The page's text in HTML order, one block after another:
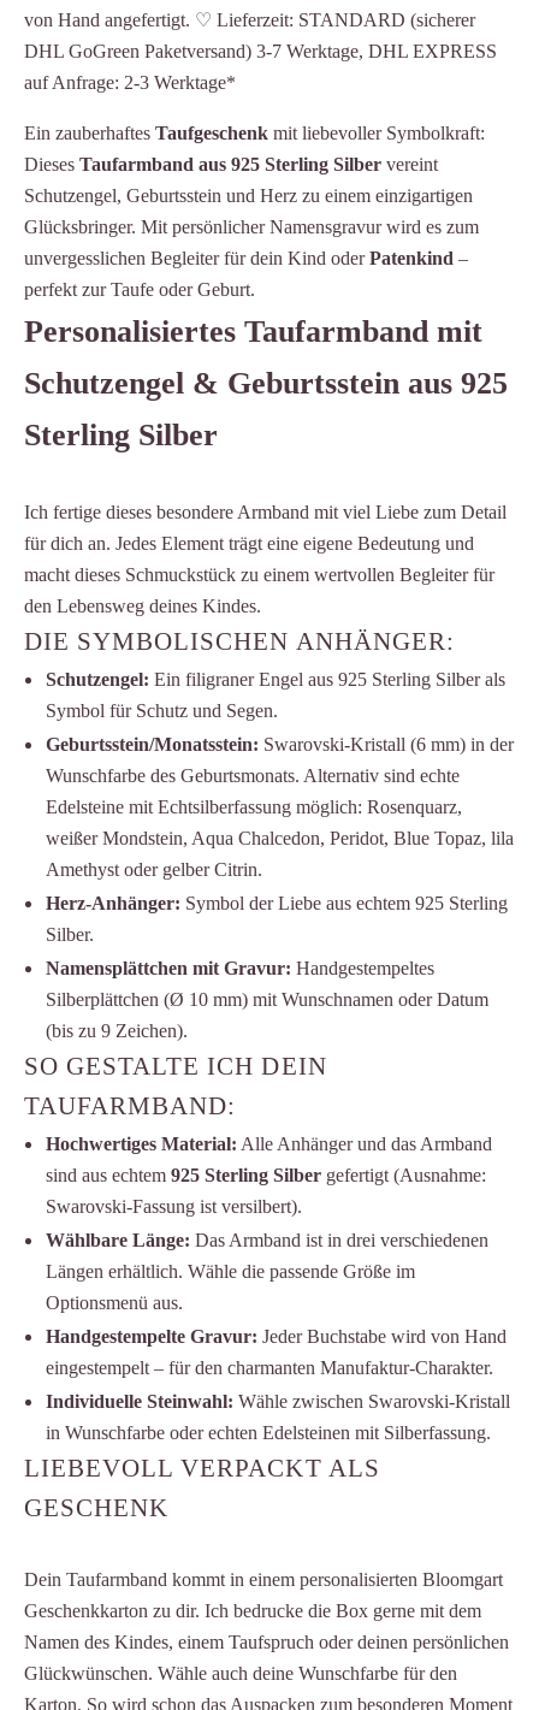
von Hand angefertigt. ♡ Lieferzeit: STANDARD (sicherer
DHL GoGreen Paketversand) 3-7 Werktage, DHL EXPRESS
auf Anfrage: 2-3 Werktage*
Ein zauberhaftes Taufgeschenk mit liebevoller Symbolkraft:
Dieses Taufarmband aus 925 Sterling Silber vereint
Schutzengel, Geburtsstein und Herz zu einem einzigartigen
Glücksbringer. Mit persönlicher Namensgravur wird es zum
unvergesslichen Begleiter für dein Kind oderPatenkind –
perfekt zur Taufe oder Geburt.
Personalisiertes Taufarmband mit
Schutzengel & Geburtsstein aus 925
Sterling Silber
Ich fertige dieses besondere Armband mit viel Liebe zum Detail
für dich an. Jedes Element trägt eine eigene Bedeutung und
macht dieses Schmuckstück zu einem wertvollen Begleiter für
den Lebensweg deines Kindes.
DIE SYMBOLISCHEN ANHÄNGER:
Schutzengel: Ein filigraner Engel aus 925 Sterling Silber als
Symbol für Schutz und Segen.
Geburtsstein/Monatsstein: Swarovski-Kristall (6 mm) in der
Wunschfarbe des Geburtsmonats. Alternativ sind echte
Edelsteine mit Echtsilberfassung möglich: Rosenquarz,
weißer Mondstein, Aqua Chalcedon, Peridot, Blue Topaz, lila
Amethyst oder gelber Citrin.
Herz-Anhänger: Symbol der Liebe aus echtem 925 Sterling
Silber.
Namensplättchen mit Gravur: Handgestempeltes
Silberplättchen (Ø 10 mm) mit Wunschnamen oder Datum
(bis zu 9 Zeichen).
SO GESTALTE ICH DEIN
TAUFARMBAND:
Hochwertiges Material: Alle Anhänger und das Armband
sind aus echtem 925 Sterling Silbergefertigt (Ausnahme:
Swarovski-Fassung ist versilbert).
Wählbare Länge: Das Armband ist in drei verschiedenen
Längen erhältlich. Wähle die passende Größe im
Optionsmenü aus.
Handgestempelte Gravur: Jeder Buchstabe wird von Hand
eingestempelt – für den charmanten Manufaktur-Charakter.
Individuelle Steinwahl: Wähle zwischen Swarovski-Kristall
in Wunschfarbe oder echten Edelsteinen mit Silberfassung.
LIEBEVOLL VERPACKT ALS
GESCHENK
Dein Taufarmband kommt in einem personalisierten Bloomgart
Geschenkkarton zu dir. Ich bedrucke die Box gerne mit dem
Namen des Kindes, einem Taufspruch oder deinen persönlichen
Glückwünschen. Wähle auch deine Wunschfarbe für den
Karton. So wird schon das Auspacken zum besonderen Moment